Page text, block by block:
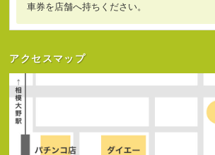
車券を店舗へ持ちください。
アクセスマップ